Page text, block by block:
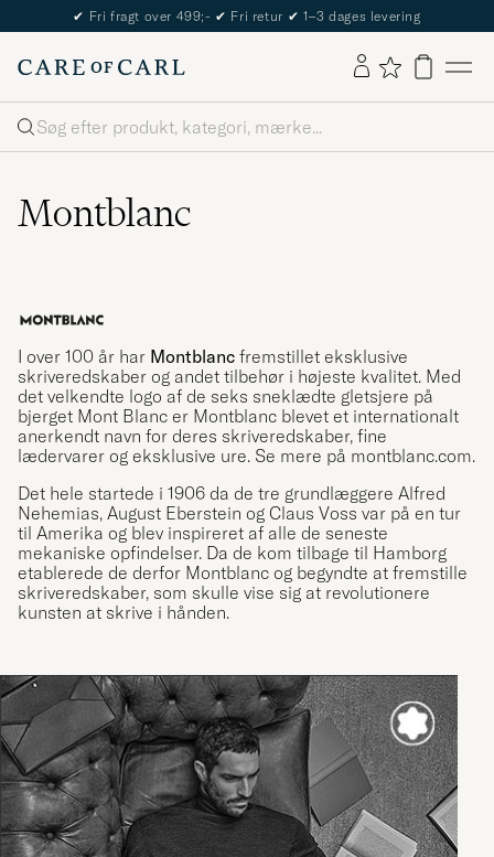
The Care of Carl Passport
Søg
Montblanc
I over 100 år har Montblanc fremstillet eksklusive
skriveredskaber og andet tilbehør i højeste kvalitet. Med
det velkendte logo af de seks sneklædte gletsjere på
bjerget Mont Blanc er Montblanc blevet et internationalt
anerkendt navn for deres skriveredskaber, fine
lædervarer og eksklusive ure. Se mere på montblanc.com.
Det hele startede i 1906 da de tre grundlæggere Alfred
Nehemias, August Eberstein og Claus Voss var på en tur
til Amerika og blev inspireret af alle de seneste
mekaniske opfindelser. Da de kom tilbage til Hamborg
etablerede de derfor Montblanc og begyndte at fremstille
skriveredskaber, som skulle vise sig at revolutionere
kunsten at skrive i hånden.